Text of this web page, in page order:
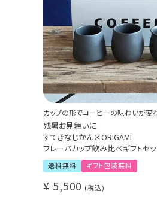
カップの形でコーヒーの味わいが変
残暑お見舞いに
すてきなじかん×ORIGAMI
フレーバカップ飲み比べギフトセッ
Tasting Gift Set マットブラック
おまけのスペシャルティコーヒー豆
アロマフレーバーカップ
バレルフレーバーカップ
送料無料 ギフト包装無料
¥ 5,500 税込